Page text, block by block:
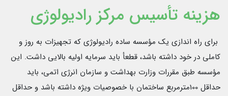
هزینه تأسیس مرکز رادیولوژی
برای راه اندازی یک مؤسسه ساده رادیولوژی که تجهیزات به روز و
کاملی در خود داشته باشد، قطعأ باید سرمایه اولیه بالایی داشت. این
مؤسسه طبق مقررات وزارت بهداشت و سازمان انرژی اتمی، باید
حداقل 100مترمربع ساختمان با خصوصیات ویژه داشته باشد و حداقل